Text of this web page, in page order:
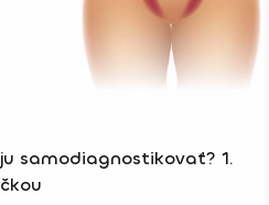
samodiagnostikovať? 1.